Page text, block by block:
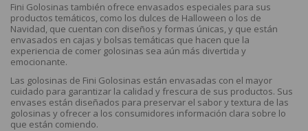
Fini Golosinas también ofrece envasados especiales para sus
productos temáticos, como los dulces de Halloween o los de
Navidad, que cuentan con diseños y formas únicas, y que están
envasados en cajas y bolsas temáticas que hacen que la
experiencia de comer golosinas sea aún más divertida y
emocionante.
Las golosinas de Fini Golosinas están envasadas con el mayor
cuidado para garantizar la calidad y frescura de sus productos. Sus
envases están diseñados para preservar el sabor y textura de las
golosinas y ofrecer a los consumidores información clara sobre lo
que están comiendo.